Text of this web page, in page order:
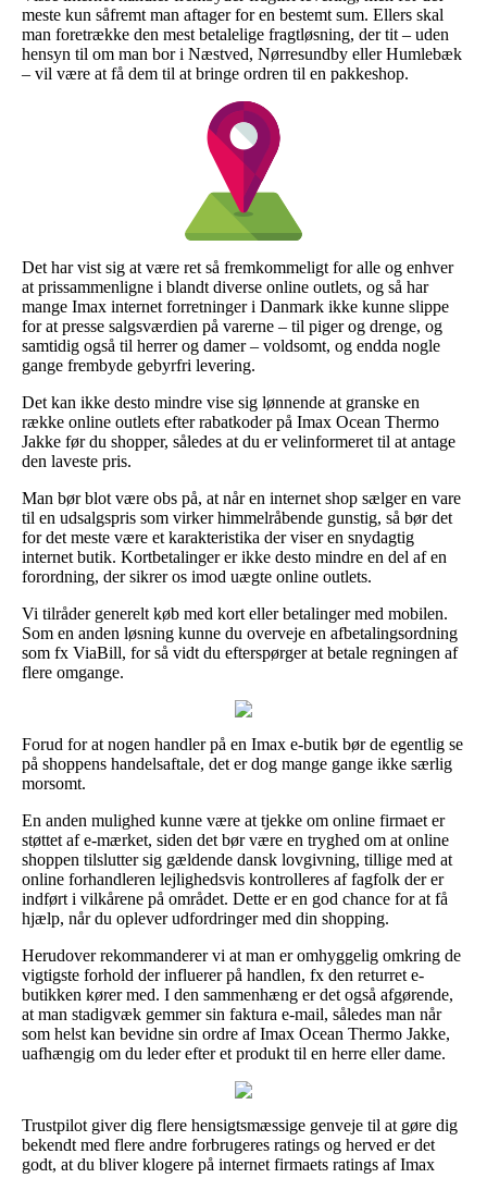
meste kun såfremt man aftager for en bestemt sum. Ellers skal
man foretrække den mest betalelige fragtløsning, der tit – uden
hensyn til om man bor i Næstved, Nørresundby eller Humlebæk
– vil være at få dem til at bringe ordren til en pakkeshop.
Det har vist sig at være ret så fremkommeligt for alle og enhver
at prissammenligne i blandt diverse online outlets, og så har
mange Imax internet forretninger i Danmark ikke kunne slippe
for at presse salgsværdien på varerne – til piger og drenge, og
samtidig også til herrer og damer – voldsomt, og endda nogle
gange frembyde gebyrfri levering.
Det kan ikke desto mindre vise sig lønnende at granske en
række online outlets efter rabatkoder på Imax Ocean Thermo
Jakke før du shopper, således at du er velinformeret til at antage
den laveste pris.
Man bør blot være obs på, at når en internet shop sælger en vare
til en udsalgspris som virker himmelråbende gunstig, så bør det
for det meste være et karakteristika der viser en snydagtig
internet butik. Kortbetalinger er ikke desto mindre en del af en
forordning, der sikrer os imod uægte online outlets.
Vi tilråder generelt køb med kort eller betalinger med mobilen.
Som en anden løsning kunne du overveje en afbetalingsordning
som fx ViaBill, for så vidt du efterspørger at betale regningen af
flere omgange.
Forud for at nogen handler på en Imax e-butik bør de egentlig se
på shoppens handelsaftale, det er dog mange gange ikke særlig
morsomt.
En anden mulighed kunne være at tjekke om online firmaet er
støttet af e-mærket, siden det bør være en tryghed om at online
shoppen tilslutter sig gældende dansk lovgivning, tillige med at
online forhandleren lejlighedsvis kontrolleres af fagfolk der er
indført i vilkårene på området. Dette er en god chance for at få
hjælp, når du oplever udfordringer med din shopping.
Herudover rekommanderer vi at man er omhyggelig omkring de
vigtigste forhold der influerer på handlen, fx den returret e-
butikken kører med. I den sammenhæng er det også afgørende,
at man stadigvæk gemmer sin faktura e-mail, således man når
som helst kan bevidne sin ordre af Imax Ocean Thermo Jakke,
uafhængig om du leder efter et produkt til en herre eller dame.
Trustpilot giver dig flere hensigtsmæssige genveje til at gøre dig
bekendt med flere andre forbrugeres ratings og herved er det
godt, at du bliver klogere på internet firmaets ratings af Imax